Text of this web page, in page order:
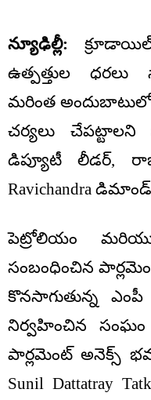
న్యూఢిల్లీ:
ఉత్పత్తుల
మరింత అందుబాటులో
చర్యలు
డిప్యూటీ లీడర్,
Ravichandra
పెట్రోలియం
సంబంధించిన
కొనసాగుతున్న ఎంపీ
నిర్వహించిన
పార్లమెంట్ అనెక్స్
Sunil Dattatray